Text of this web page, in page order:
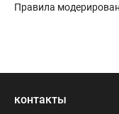
Правила
контакты